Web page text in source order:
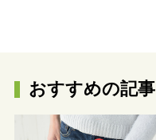
おすすめの記事